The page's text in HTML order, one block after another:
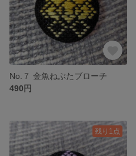
No.７ 金魚ねぶたブローチ
490円
残り1点